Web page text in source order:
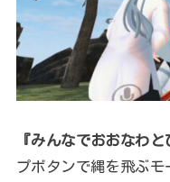
『みんなでおおなわと
プボタンで縄を飛ぶモ